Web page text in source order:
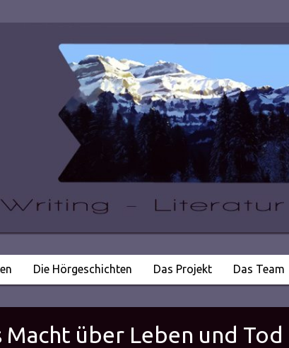
Die Hörgeschichten Das Projekt Das Team
Macht über Leben und Tod